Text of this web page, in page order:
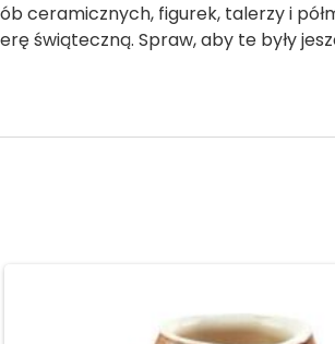
ceramicznych, figurek, talerzy i
świąteczną. Spraw, aby te były